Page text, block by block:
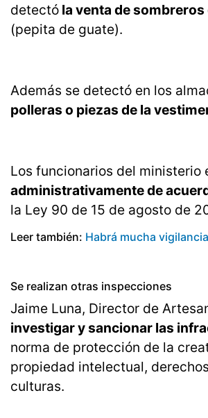
detectó la venta de sombreros
(pepita de guate).
Además se detectó en los
polleras o piezas de la
Los funcionarios del
administrativamente de
la Ley 90 de 15 de agosto de
Leer también: Habrá mucha
Se realizan otras inspecciones
Jaime Luna, Director de
investigar y sancionar las
norma de protección de la
propiedad intelectual,
culturas.